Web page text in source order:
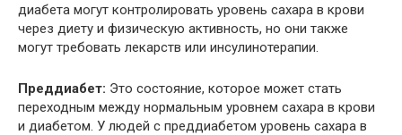
диабета могут контролировать уровень сахара в крови
через диету и физическую активность, но они также
могут требовать лекарств или инсулинотерапии.
Преддиабет: Это состояние, которое может стать
переходным между нормальным уровнем сахара в крови
и диабетом. У людей с преддиабетом уровень сахара в